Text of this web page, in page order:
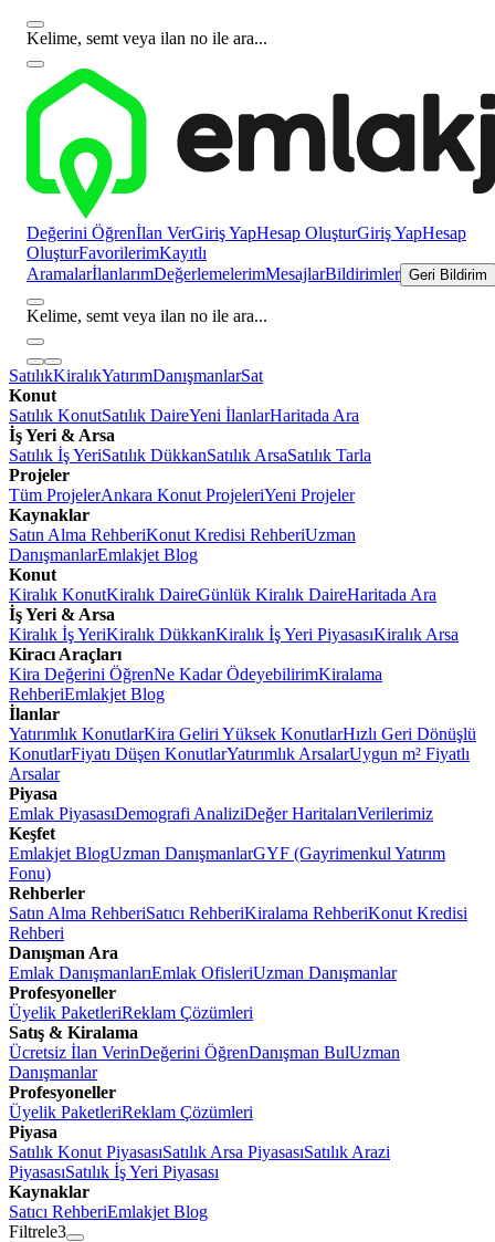
Kelime, semt veya ilan no ile ara...
Değerini Öğrenİlan VerGiriş YapHesap OluşturGiriş YapHesap
OluşturFavorilerimKayıtlı
AramalarİlanlarımDeğerlemelerimMesajlarBildirimler Geri Bildirim
Kelime, semt veya ilan no ile ara...
SatılıkKiralıkYatırımDanışmanlarSat
Konut
Satılık KonutSatılık DaireYeni İlanlarHaritada Ara
İş Yeri & Arsa
Satılık İş YeriSatılık DükkanSatılık ArsaSatılık Tarla
Projeler
Tüm ProjelerAnkara Konut ProjeleriYeni Projeler
Kaynaklar
Satın Alma RehberiKonut Kredisi RehberiUzman
DanışmanlarEmlakjet Blog
Konut
Kiralık KonutKiralık DaireGünlük Kiralık DaireHaritada Ara
İş Yeri & Arsa
Kiralık İş YeriKiralık DükkanKiralık İş Yeri PiyasasıKiralık Arsa
Kiracı Araçları
Kira Değerini ÖğrenNe Kadar ÖdeyebilirimKiralama
RehberiEmlakjet Blog
İlanlar
Yatırımlık KonutlarKira Geliri Yüksek KonutlarHızlı Geri Dönüşlü
KonutlarFiyatı Düşen KonutlarYatırımlık ArsalarUygun m² Fiyatlı
Arsalar
Piyasa
Emlak PiyasasıDemografi AnaliziDeğer HaritalarıVerilerimiz
Keşfet
Emlakjet BlogUzman DanışmanlarGYF (Gayrimenkul Yatırım
Fonu)
Rehberler
Satın Alma RehberiSatıcı RehberiKiralama RehberiKonut Kredisi
Rehberi
Danışman Ara
Emlak DanışmanlarıEmlak OfisleriUzman Danışmanlar
Profesyoneller
Üyelik PaketleriReklam Çözümleri
Satış & Kiralama
Ücretsiz İlan VerinDeğerini ÖğrenDanışman BulUzman
Danışmanlar
Profesyoneller
Üyelik PaketleriReklam Çözümleri
Piyasa
Satılık Konut PiyasasıSatılık Arsa PiyasasıSatılık Arazi
PiyasasıSatılık İş Yeri Piyasası
Kaynaklar
Satıcı RehberiEmlakjet Blog
Filtrele3